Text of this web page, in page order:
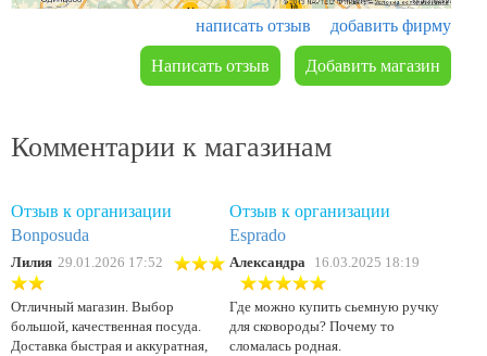
написать отзыв добавить фирму
Написать отзыв Добавить магазин
Комментарии к магазинам
Отзыв к организации
Bonposuda
Лилия 29.01.2026 17:52
Отличный магазин. Выбор
большой, качественная посуда.
Доставка быстрая и аккуратная,
Отзыв к организации
Esprado
Александра 16.03.2025 18:19
Где можно купить сьемную ручку
для сковороды? Почему то
сломалась родная.